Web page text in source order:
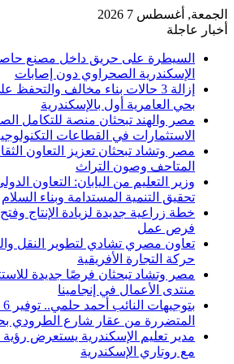
الجمعة, أغسطس 7 2026
أخبار عاجلة
السيطرة على حريق داخل مصنع
الإسكندرية الصحراوي دون إصابات
إزالة 3 حالات بناء مخالف
بحي العامرية أول بالإسكندرية
مصر والهند تبحثان منصة للتكامل
الاستثمارات في القطاعات
مصر وتشاد تبحثان تعزيز التعاون
المتاحف وصون التراث
وزير التعليم من اليابان: التعاون
تحقيق التنمية المستدامة وبناء السلام
خطة زراعية جديدة لزيادة الإنتاج
فرص عمل
تعاون مصري تشادي لتطوير النقل
حركة التجارة الأفريقية
مصر وتشاد تبحثان فرصًا جديدة
منتدى الأعمال في إنجامينا
المتضررة من عقار شارع الطرودي
مدير تعليم الإسكندرية يستعرض رؤية
مع روتاري الإسكندرية